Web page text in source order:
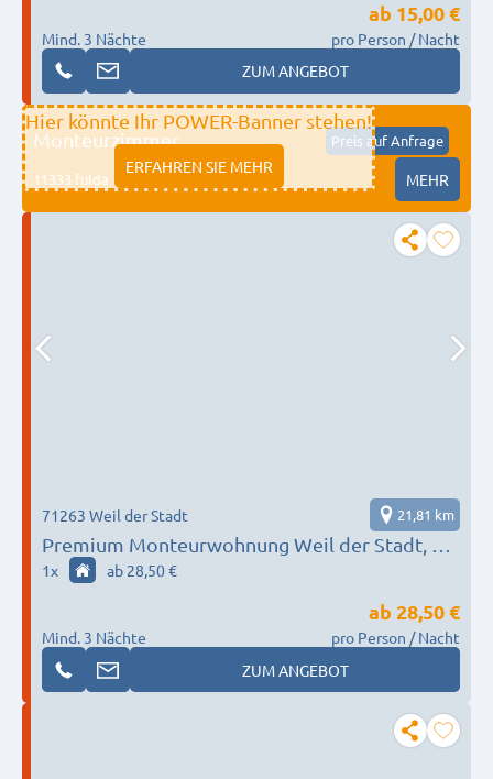
Mind. 3 Nächte
ab 15,00 €
pro Person / Nacht
ZUM ANGEBOT
Hier könnte Ihr POWER-Banner stehen!
ERFAHREN SIE MEHR
Monteurzimmer Preis auf Anfrage
11333 fulda MEHR
Premium Monteurwohnung Weil der Stadt, an
Geschäftsleute und Firmen
71263 Weil der Stadt 21,81 km
1x ab 28,50 €
Mind. 3 Nächte
ab 28,50 €
pro Person / Nacht
ZUM ANGEBOT